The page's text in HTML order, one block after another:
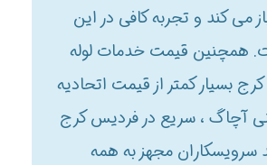
می کند و تجربه کافی در این
همچنین قیمت خدمات لوله
بسیار کمتر از قیمت اتحادیه
آچاگ ، سریع در فردیس کرج
مجهز به همه